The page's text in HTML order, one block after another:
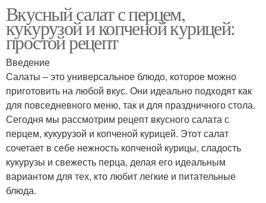
Вкусный салат с перцем,
кукурузой и копченой курицей:
простой рецепт
Введение
Салаты – это универсальное блюдо, которое можно
приготовить на любой вкус. Они идеально подходят как
для повседневного меню, так и для праздничного стола.
Сегодня мы рассмотрим рецепт вкусного салата с
перцем, кукурузой и копченой курицей. Этот салат
сочетает в себе нежность копченой курицы, сладость
кукурузы и свежесть перца, делая его идеальным
вариантом для тех, кто любит легкие и питательные
блюда.